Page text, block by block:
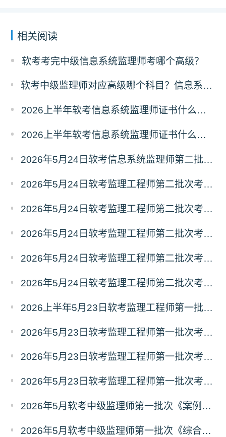
相关阅读
软考考完中级信息系统监理师考哪个高级？
软考中级监理师对应高级哪个科目？信息系统监理师对应高级报考指南
2026上半年软考信息系统监理师证书什么时候能领取？
2026上半年软考信息系统监理师证书什么时候发放？怎么发放？
2026年5月24日软考信息系统监理师第二批次考试《应用技术》真题及答案汇总
2026年5月24日软考监理工程师第二批次考试《应用技术》真题及答案（五）
2026年5月24日软考监理工程师第二批次考试《应用技术》真题及答案（四）
2026年5月24日软考监理工程师第二批次考试《应用技术》真题及答案（三）
2026年5月24日软考监理工程师第二批次考试《应用技术》真题及答案（二）
2026年5月24日软考监理工程师第二批次考试《应用技术》真题及答案（一）
2026上半年5月23日软考监理工程师第一批次基础知识真题及答案汇总
2026年5月23日软考监理工程师第一批次考试《基础知识》真题及答案（3）
2026年5月23日软考监理工程师第一批次考试《基础知识》真题及答案（2）
2026年5月23日软考监理工程师第一批次考试《基础知识》真题及答案（1）
2026年5月软考中级监理师第一批次《案例分析》真题及答案（考生回忆版）
2026年5月软考中级监理师第一批次《综合知识》真题及答案（考生回忆版）